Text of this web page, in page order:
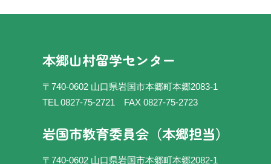
本郷山村留学センター
〒740-0602 山口県岩国市本郷町本郷2083-1
TEL 0827-75-2721 FAX 0827-75-2723
岩国市教育委員会（本郷担当）
〒740-0602 山口県岩国市本郷町本郷2082-1